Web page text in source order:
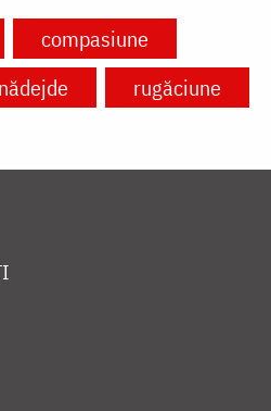
compasiune
nădejde rugăciune